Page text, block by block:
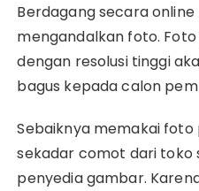
Berdagang secara
mengandalkan foto.
dengan resolusi tinggi
bagus kepada calon
Sebaiknya memakai foto
sekadar comot dari toko
penyedia gambar.